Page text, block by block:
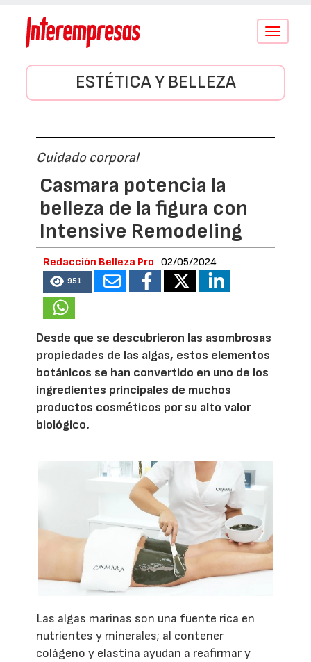
Conmutar
ESTÉTICA Y BELLEZA
Cuidado corporal
Casmara potencia la
belleza de la figura con
Intensive Remodeling
Redacción Belleza Pro 02/05/2024
951
Desde que se descubrieron las asombrosas
propiedades de las algas, estos elementos
botánicos se han convertido en uno de los
ingredientes principales de muchos
productos cosméticos por su alto valor
biológico.
Las algas marinas son una fuente rica en
nutrientes y minerales; al contener
colágeno y elastina ayudan a reafirmar y